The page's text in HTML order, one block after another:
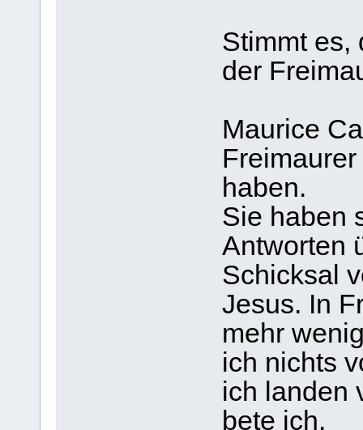
Stimmt es,
der
Maurice
haben.
Sie haben
Antworten
Schicksal
Jesus. In
mehr
ich nichts
ich landen
bete ich.